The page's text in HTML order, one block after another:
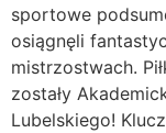
sportowe
osiągnęli
mistrzostwach.
zostały
Lubelskiego!